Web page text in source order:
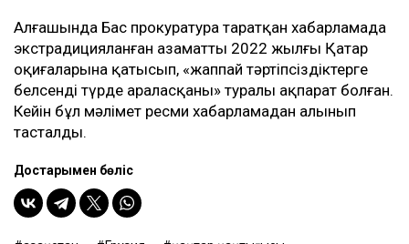
Алғашында Бас прокуратура таратқан хабарламада
экстрадицияланған азаматтың 2022 жылғы Қаңтар
оқиғаларына қатысып, «жаппай тәртіпсіздіктерге
белсенді түрде араласқаны» туралы ақпарат болған.
Кейін бұл мәлімет ресми хабарламадан алынып
тасталды.
Достарыңмен бөліс